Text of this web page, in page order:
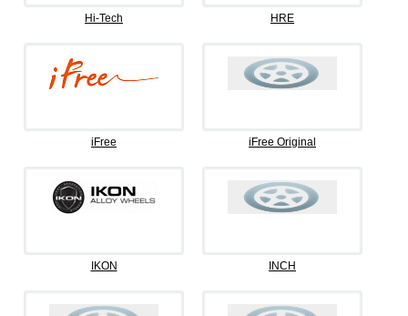
Hi-Tech HRE
iFree iFree Original
IKON INCH